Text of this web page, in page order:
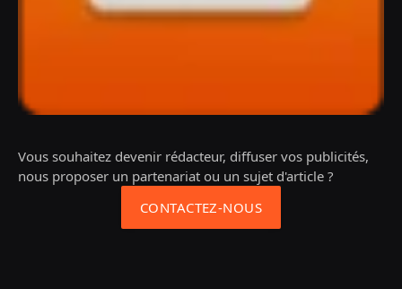
Vous souhaitez devenir rédacteur, diffuser vos publicités,
nous proposer un partenariat ou un sujet d'article ?
CONTACTEZ-NOUS